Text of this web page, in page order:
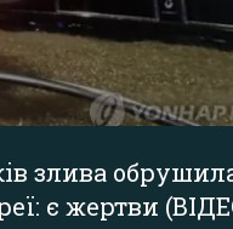
злива
є жертви